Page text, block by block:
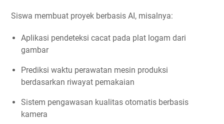
Siswa membuat proyek berbasis AI, misalnya:
Aplikasi pendeteksi cacat pada plat logam dari
gambar
Prediksi waktu perawatan mesin produksi
berdasarkan riwayat pemakaian
Sistem pengawasan kualitas otomatis berbasis
kamera